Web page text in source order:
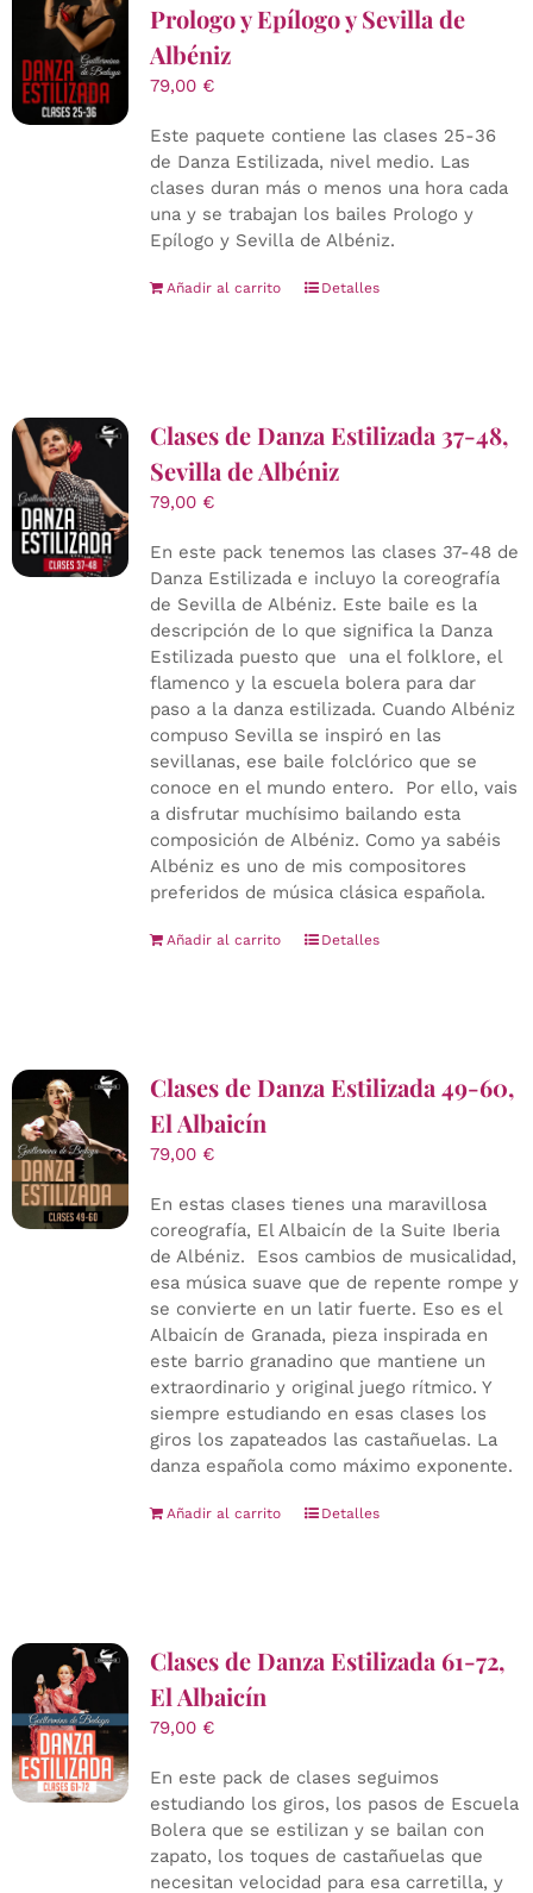
Prologo y Epílogo y Sevilla de
Albéniz
79,00 €
Este paquete contiene las clases 25-36
de Danza Estilizada, nivel medio. Las
clases duran más o menos una hora cada
una y se trabajan los bailes Prologo y
Epílogo y Sevilla de Albéniz.
Añadir al carrito Detalles
Clases de Danza Estilizada 37-48,
Sevilla de Albéniz
79,00 €
En este pack tenemos las clases 37-48 de
Danza Estilizada e incluyo la coreografía
de Sevilla de Albéniz. Este baile es la
descripción de lo que significa la Danza
Estilizada puesto que una el folklore, el
flamenco y la escuela bolera para dar
paso a la danza estilizada. Cuando Albéniz
compuso Sevilla se inspiró en las
sevillanas, ese baile folclórico que se
conoce en el mundo entero. Por ello, vais
a disfrutar muchísimo bailando esta
composición de Albéniz. Como ya sabéis
Albéniz es uno de mis compositores
preferidos de música clásica española.
Añadir al carrito Detalles
Clases de Danza Estilizada 49-60,
El Albaicín
79,00 €
En estas clases tienes una maravillosa
coreografía, El Albaicín de la Suite Iberia
de Albéniz. Esos cambios de musicalidad,
esa música suave que de repente rompe y
se convierte en un latir fuerte. Eso es el
Albaicín de Granada, pieza inspirada en
este barrio granadino que mantiene un
extraordinario y original juego rítmico. Y
siempre estudiando en esas clases los
giros los zapateados las castañuelas. La
danza española como máximo exponente.
Añadir al carrito Detalles
Clases de Danza Estilizada 61-72,
El Albaicín
79,00 €
En este pack de clases seguimos
estudiando los giros, los pasos de Escuela
Bolera que se estilizan y se bailan con
zapato, los toques de castañuelas que
necesitan velocidad para esa carretilla, y